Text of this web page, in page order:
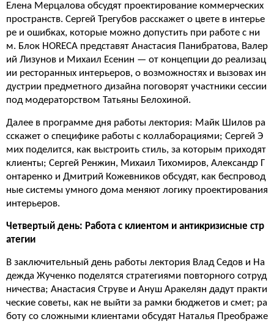
Елена Мерцалова обсудят проектирование коммерческих
пространств. Сергей Трегубов расскажет о цвете в интерье
ре и ошибках, которые можно допустить при работе с ни
м. Блок HORECA представят Анастасия Панибратова, Валер
ий Лизунов и Михаил Есенин — от концепции до реализац
ии ресторанных интерьеров, о возможностях и вызовах ин
дустрии предметного дизайна поговорят участники сессии
под модераторством Татьяны Белохиной.
Далее в программе дня работы лектория: Майк Шилов ра
сскажет о специфике работы с коллаборациями; Сергей Э
мих поделится, как выстроить стиль, за которым приходят
клиенты; Сергей Ренжин, Михаил Тихомиров, Александр Г
онтаренко и Дмитрий Кожевников обсудят, как беспровод
ные системы умного дома меняют логику проектирования
интерьеров.
Четвертый день: Работа с клиентом и антикризисные стр
атегии
В заключительный день работы лектория Влад Седов и На
дежда Жученко поделятся стратегиями повторного сотруд
ничества; Анастасия Струве и Ануш Аракелян дадут практи
ческие советы, как не выйти за рамки бюджетов и смет; ра
боту со сложными клиентами обсудят Наталья Преображе